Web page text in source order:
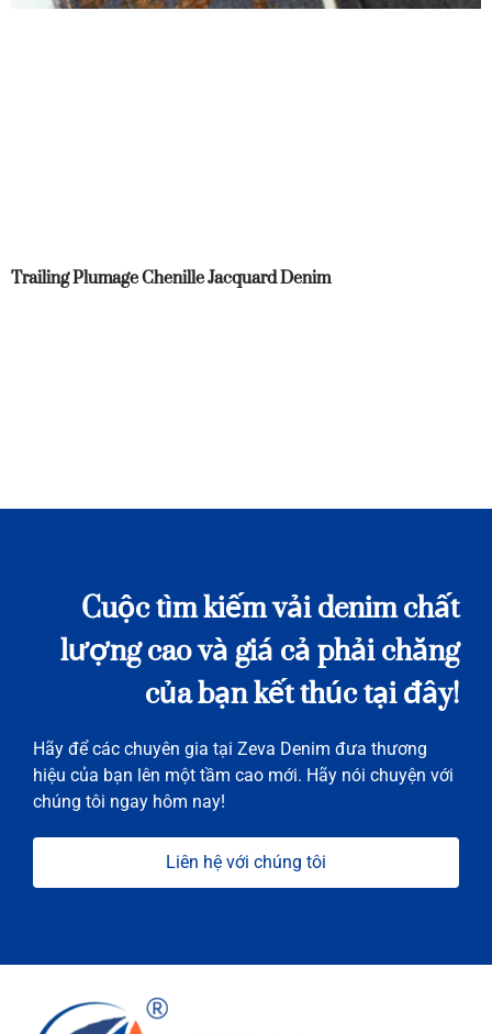
Trailing Plumage Chenille Jacquard Denim
Cuộc tìm kiếm vải denim chất
lượng cao và giá cả phải chăng
của bạn kết thúc tại đây!
Hãy để các chuyên gia tại Zeva Denim đưa thương
hiệu của bạn lên một tầm cao mới. Hãy nói chuyện với
chúng tôi ngay hôm nay!
Liên hệ với chúng tôi